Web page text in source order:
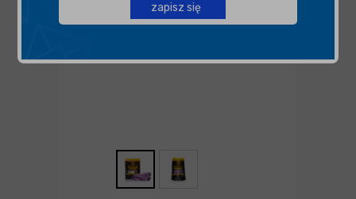
zapisz się